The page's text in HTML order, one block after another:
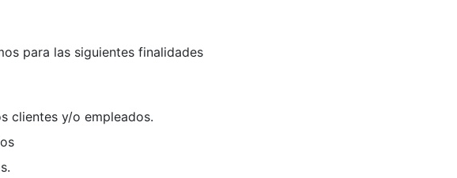
para las siguientes finalidades
clientes y/o empleados.